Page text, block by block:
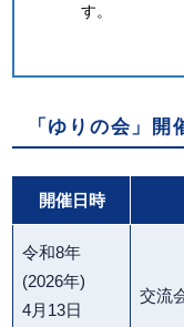
す。
「ゆりの会」開
開催日時
令和8年
(2026年)
4月13日
交流